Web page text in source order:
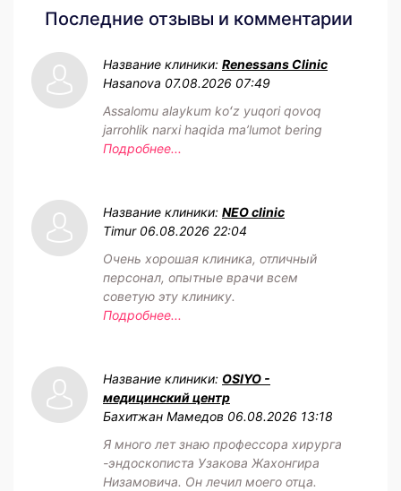
Последние отзывы и комментарии
Название клиники: Renessans Clinic
Hasanova 07.08.2026 07:49
Assalomu alaykum koʻz yuqori qovoq
jarrohlik narxi haqida maʼlumot bering
Подробнее...
Название клиники: NEO clinic
Timur 06.08.2026 22:04
Очень хорошая клиника, отличный
персонал, опытные врачи всем
советую эту клинику.
Подробнее...
Название клиники: OSIYO -
медицинский центр
Бахитжан Мамедов 06.08.2026 13:18
Я много лет знаю профессора хирурга
-эндоскописта Узакова Жахонгира
Низамовича. Он лечил моего отца.